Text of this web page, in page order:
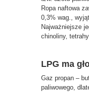
Ropa naftowa
0,3% wag.,
Najważniejsze
chinoliny,
LPG ma
Gaz propan –
paliwowego,